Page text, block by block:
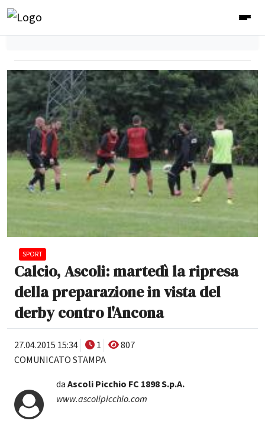
SPORT
Calcio, Ascoli: martedì la ripresa
della preparazione in vista del
derby contro l'Ancona
27.04.2015 15:34 1
807
COMUNICATO STAMPA
daAscoli Picchio FC 1898 S.p.A.
www.ascolipicchio.com